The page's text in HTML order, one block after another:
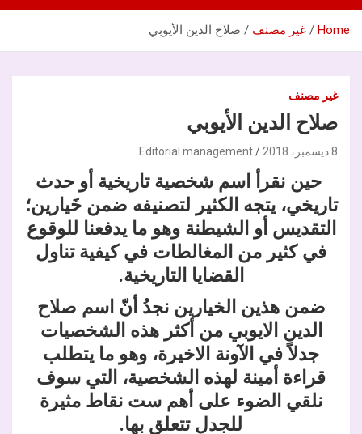
Home غير مصنف صلاح الدين الأيوبي
غير مصنف
صلاح الدين الأيوبي
8 ديسمبر، 2018 Editorial management
حين نقرأ اسم شخصية تاريخية أو حدث
تاريخي، يتجه الكثير لتصنيفه ضمن خَيارين؛
التقديس أو الشيطنة وهو ما يدفعنا للوقوع
في كثير من المغالطات في كيفية تناول
القضايا التاريخية.
ضمن هذين الخيارين نجدُ أنّ اسم صلاح
الدين الايوبي من أكثر هذه الشخصيات
جدلاً في الآونة الاخيرة، وهو ما يتطلب
قراءة أمينة لهذه الشخصية، التي سوف
نلقي الضوء على أهم ست نقاط مثيرة
للجدل تتعلق بها.